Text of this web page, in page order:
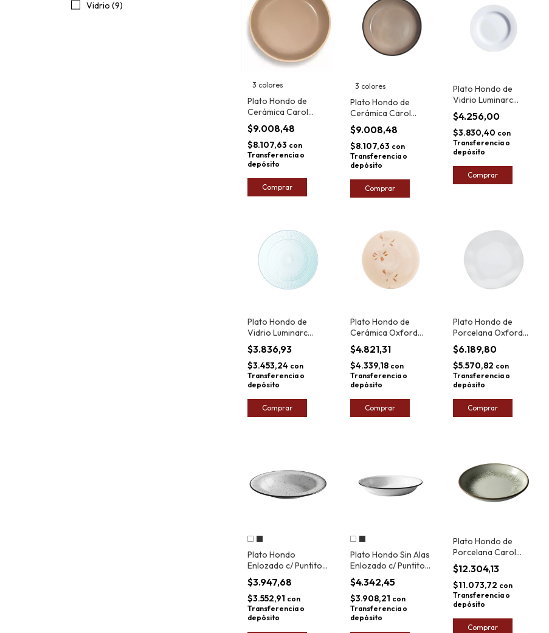
Vidrio (9)
3 colores
Plato Hondo de
Cerámica Carol
Persia 19cm
$9.008,48
$8.107,63 con
Transferencia o
depósito
Comprar
3 colores
Plato Hondo de
Cerámica Carol
Qatar 19cm
$9.008,48
$8.107,63 con
Transferencia o
depósito
Comprar
Plato Hondo de
Vidrio Luminarc
Evolution Peps 22cm
$4.256,00
$3.830,40 con
Transferencia o
depósito
Comprar
Plato Hondo de
Vidrio Luminarc
Louison 25cm
$3.836,93
$3.453,24 con
Transferencia o
depósito
Comprar
Plato Hondo de
Cerámica Oxford
Unni Orquídea 20cm
$4.821,31
$4.339,18 con
Transferencia o
depósito
Comprar
Plato Hondo de
Porcelana Oxford
Ryo White 22,5cm
$6.189,80
$5.570,82 con
Transferencia o
depósito
Comprar
Plato Hondo
Enlozado c/ Puntitos
22cm
$3.947,68
$3.552,91 con
Transferencia o
depósito
Plato Hondo Sin Alas
Enlozado c/ Puntitos
22cm
$4.342,45
$3.908,21 con
Transferencia o
depósito
Plato Hondo de
Porcelana Carol
Cortado 19cm
$12.304,13
$11.073,72 con
Transferencia o
depósito
Comprar